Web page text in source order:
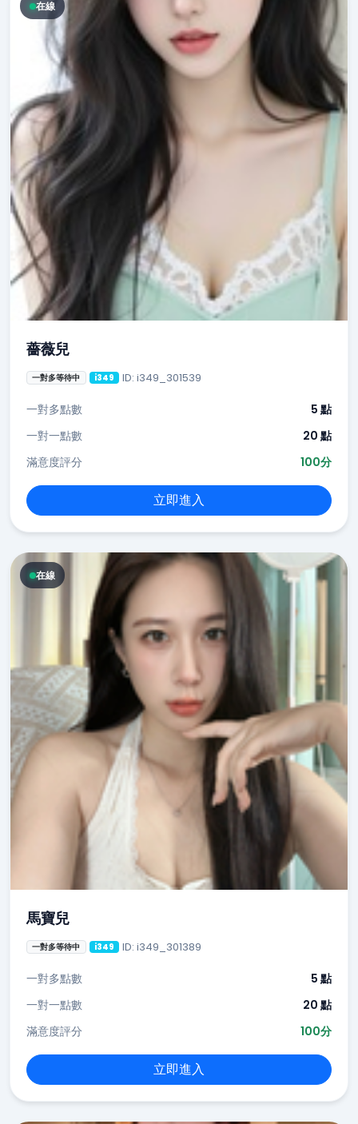
在線
薔薇兒
一對多等待中 i349 ID: i349_301539
一對多點數
5 點
一對一點數
20 點
滿意度評分
100分
立即進入
在線
馬寶兒
一對多等待中 i349 ID: i349_301389
一對多點數
5 點
一對一點數
20 點
滿意度評分
100分
立即進入